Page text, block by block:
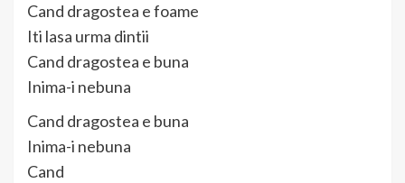
Cand dragostea e foame
Iti lasa urma dintii
Cand dragostea e buna
Inima-i nebuna
Cand dragostea e buna
Inima-i nebuna
Cand